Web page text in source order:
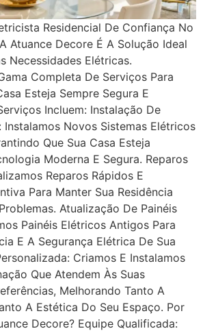
Residencial De Confiança No
Atuance Decore É A Solução Ideal
Necessidades Elétricas.
Completa De Serviços Para
Esteja Sempre Segura E
Incluem: Instalação De
Instalamos Novos Sistemas Elétricos
Que Sua Casa Esteja
Moderna E Segura. Reparos
Reparos Rápidos E
Para Manter Sua Residência
Atualização De Painéis
Painéis Elétricos Antigos Para
E A Segurança Elétrica De Sua
Criamos E Instalamos
Que Atendem Às Suas
Melhorando Tanto A
A Estética Do Seu Espaço. Por
Decore? Equipe Qualificada: